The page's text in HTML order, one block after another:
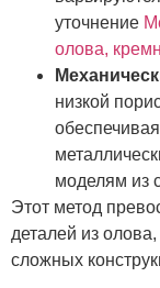
уточнение
олова,
низкой
моделям из
Этот метод
деталей из
сложных